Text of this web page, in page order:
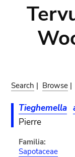
Search | Browse |
Tieghemella
Pierre
Familia:
Sapotaceae